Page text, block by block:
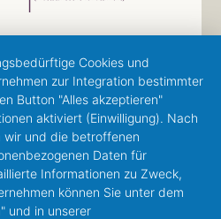
Cookies und
zur Integration bestimmter
Button "Alles akzeptieren"
aktiviert (Einwilligung). Nach
wir und die betroffenen
Daten für
Informationen zu Zweck,
können Sie unter dem
und in unserer